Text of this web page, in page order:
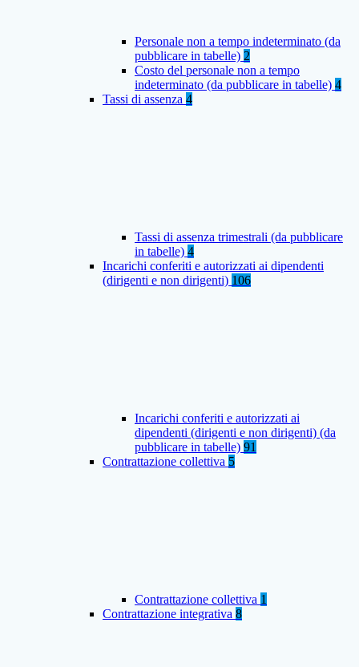
Personale non a tempo indeterminato (da
pubblicare in tabelle) 2
Costo del personale non a tempo
indeterminato (da pubblicare in tabelle) 4
Tassi di assenza 4
Tassi di assenza trimestrali (da pubblicare
in tabelle) 4
Incarichi conferiti e autorizzati ai dipendenti
(dirigenti e non dirigenti) 106
Incarichi conferiti e autorizzati ai
dipendenti (dirigenti e non dirigenti) (da
pubblicare in tabelle) 91
Contrattazione collettiva 5
Contrattazione collettiva 1
Contrattazione integrativa 8